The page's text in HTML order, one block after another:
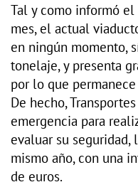
Tal y como informó
mes, el actual
en ningún momento,
tonelaje, y presenta
por lo que
De hecho,
emergencia para
evaluar su
mismo año, con una
de euros.